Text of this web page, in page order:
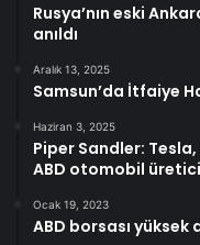
Rusya’nın eski
anıldı
Aralık 13, 2025
Samsun’da İtfaiye
Haziran 3, 2025
Piper Sandler:
ABD otomobil
Ocak 19, 2023
ABD borsası yüksek